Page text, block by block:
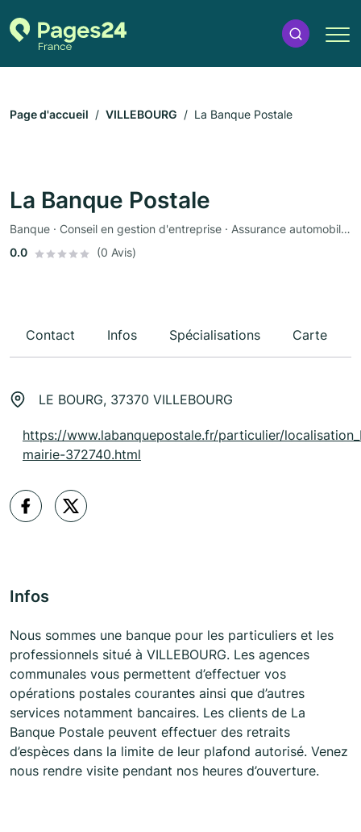
Page d'accueil VILLEBOURG La Banque Postale
La Banque Postale
Banque · Conseil en gestion d'entreprise · Assurance automobile · Assurance
0.0
(0 Avis)
Contact Infos Spécialisations Carte
LE BOURG, 37370 VILLEBOURG
https://www.labanquepostale.fr/particulier/
mairie-372740.html
Infos
Nous sommes une banque pour les particuliers et les
professionnels situé à VILLEBOURG. Les agences
communales vous permettent d’effectuer vos
opérations postales courantes ainsi que d’autres
services notamment bancaires. Les clients de La
Banque Postale peuvent effectuer des retraits
d’espèces dans la limite de leur plafond autorisé. Venez
nous rendre visite pendant nos heures d’ouverture.